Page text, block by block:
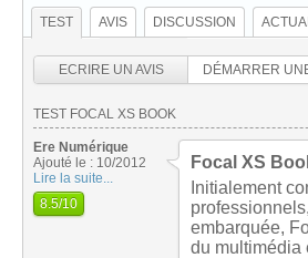
TEST AVIS DISCUSSION
ECRIRE UN AVIS DÉMARRER
TEST FOCAL XS BOOK
Ere Numérique
Ajouté le : 10/2012
Lire la suite...
8.5/10
Focal XS
Initialement
embarquée,
du multimédia